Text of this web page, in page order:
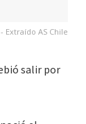
Extraído AS Chile
salir por